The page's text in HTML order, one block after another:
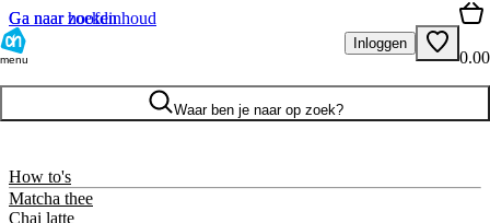
Ga naar hoofdinhoud
Ga naar zoeken
menu
Inloggen
0.00
Waar ben je naar op zoek?
How to's
Matcha thee
Chai latte